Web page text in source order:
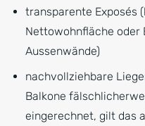
transparente Exposés
Nettowohnfläche oder
Aussenwände)
nachvollziehbare
Balkone
eingerechnet, gilt das